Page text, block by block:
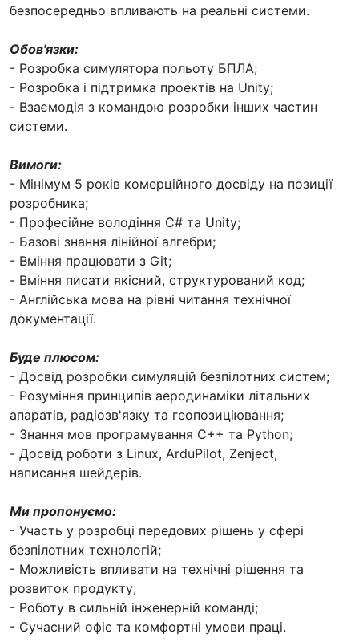
безпосередньо впливають на реальні системи.
Обов'язки:
- Розробка симулятора польоту БПЛА;
- Розробка і підтримка проектів на Unity;
- Взаємодія з командою розробки інших частин
системи.
Вимоги:
- Мінімум 5 років комерційного досвіду на позиції
розробника;
- Професійне володіння C# та Unity;
- Базові знання лінійної алгебри;
- Вміння працювати з Git;
- Вміння писати якісний, структурований код;
- Англійська мова на рівні читання технічної
документації.
Буде плюсом:
- Досвід розробки симуляцій безпілотних систем;
- Розуміння принципів аеродинаміки літальних
апаратів, радіозв'язку та геопозиціювання;
- Знання мов програмування C++ та Python;
- Досвід роботи з Linux, ArduPilot, Zenject,
написання шейдерів.
Ми пропонуємо:
- Участь у розробці передових рішень у сфері
безпілотних технологій;
- Можливість впливати на технічні рішення та
розвиток продукту;
- Роботу в сильній інженерній команді;
- Сучасний офіс та комфортні умови праці.